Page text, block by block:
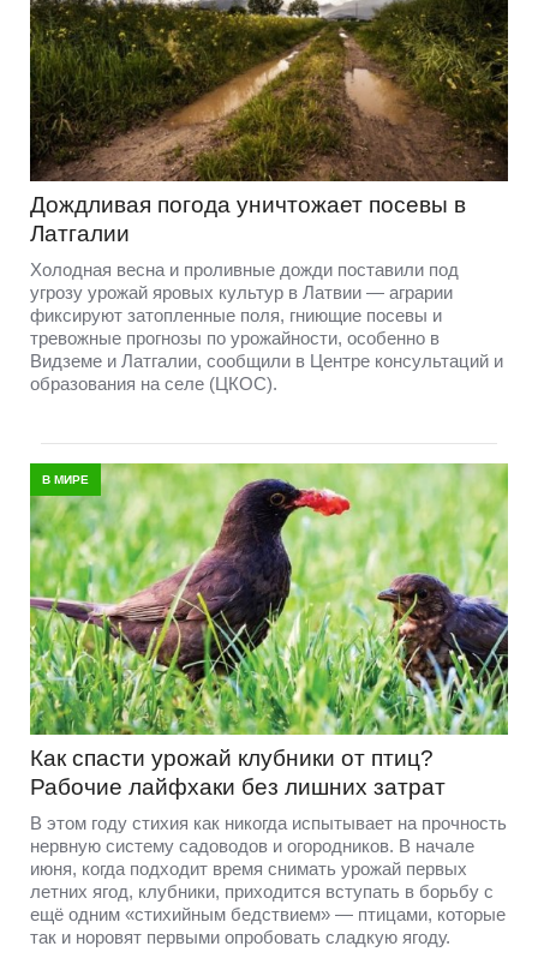
Дождливая погода уничтожает посевы в
Латгалии
Холодная весна и проливные дожди поставили под
угрозу урожай яровых культур в Латвии — аграрии
фиксируют затопленные поля, гниющие посевы и
тревожные прогнозы по урожайности, особенно в
Видземе и Латгалии, сообщили в Центре консультаций и
образования на селе (ЦКОС).
В МИРЕ
Как спасти урожай клубники от птиц?
Рабочие лайфхаки без лишних затрат
В этом году стихия как никогда испытывает на прочность
нервную систему садоводов и огородников. В начале
июня, когда подходит время снимать урожай первых
летних ягод, клубники, приходится вступать в борьбу с
ещё одним «стихийным бедствием» — птицами, которые
так и норовят первыми опробовать сладкую ягоду.